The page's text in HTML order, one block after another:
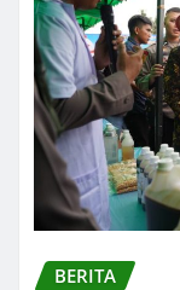
BERITA